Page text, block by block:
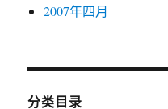
2007年四月
分类目录